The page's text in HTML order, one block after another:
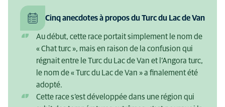
Cinq anecdotes à propos du Turc du Lac de Van
Au début, cette race portait simplement le nom de
« Chat turc », mais en raison de la confusion qui
régnait entre le Turc du Lac de Van et l’Angora turc,
le nom de « Turc du Lac de Van » a finalement été
adopté.
Cette race s’est développée dans une région qui